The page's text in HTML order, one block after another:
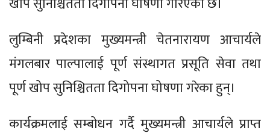
लुम्बिनी प्रदेशका मुख्यमन्त्री चेतनारायण आचार्यले
मंगलबार पाल्पालाई पूर्ण संस्थागत प्रसूति सेवा तथा
पूर्ण खोप सुनिश्चितता दिगोपना घोषणा गरेका हुन्।
कार्यक्रमलाई सम्बोधन गर्दै मुख्यमन्त्री आचार्यले प्राप्त